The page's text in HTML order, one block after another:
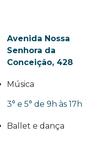
Avenida Nossa
Senhora da
Conceição, 428
Música
3° e 5° de 9h às 17h
Ballet e dança